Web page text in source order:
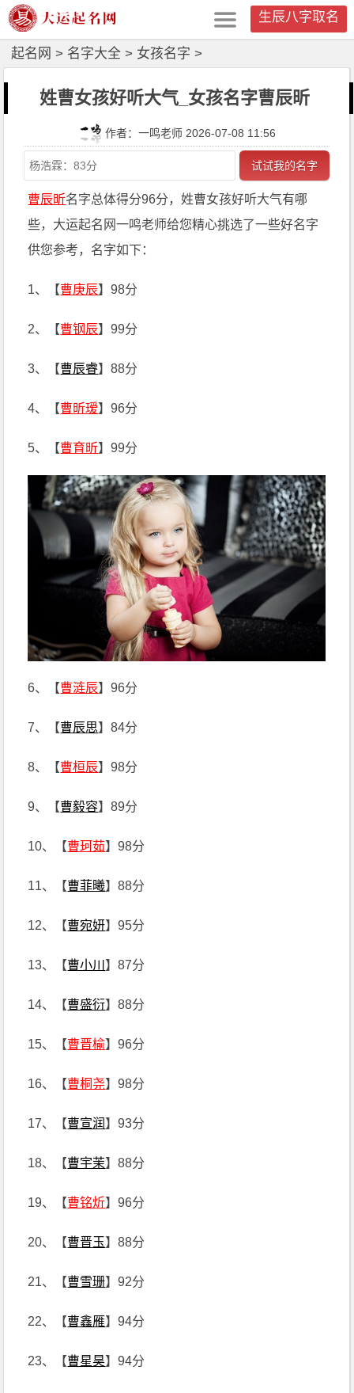
生辰八字取名
起名网 > 名字大全 > 女孩名字 >
姓曹女孩好听大气_女孩名字曹辰昕
作者：一鸣老师 2026-07-08 11:56
试试我的名字
曹辰昕名字总体得分96分，姓曹女孩好听大气有哪
些，大运起名网一鸣老师给您精心挑选了一些好名字
供您参考，名字如下：
1、【曹庚辰】98分
2、【曹钢辰】99分
3、【曹辰睿】88分
4、【曹昕瑷】96分
5、【曹育昕】99分
6、【曹涟辰】96分
7、【曹辰思】84分
8、【曹桓辰】98分
9、【曹毅容】89分
10、【曹珂茹】98分
11、【曹菲曦】88分
12、【曹宛妍】95分
13、【曹小川 】87分
14、【曹盛衍】88分
15、【曹晋榆】96分
16、【曹桐尧】98分
17、【曹宣润 】93分
18、【曹宇茉】88分
19、【曹铭炘】96分
20、【曹晋玉】88分
21、【曹雪珊】92分
22、【曹鑫雁】94分
23、【曹星昊】94分